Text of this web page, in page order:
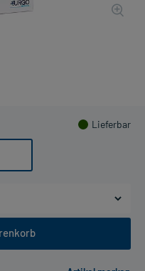
Lieferbar